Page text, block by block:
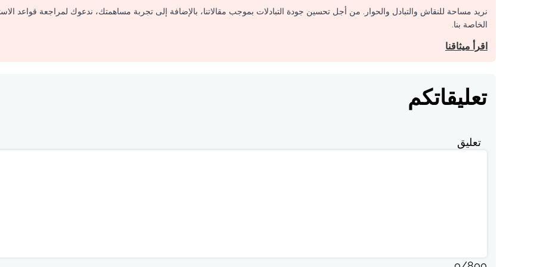
نريد مساحة للنقاش والتبادل والحوار. من أجل تحسين جودة التبادلات بموجب مقالاتنا، بالإضافة إلى تجربة مساهمتك، ندعوك لمراجعة قواعد
الخاصة بنا.
اقرأ ميثاقنا
تعليقاتكم
تعليق